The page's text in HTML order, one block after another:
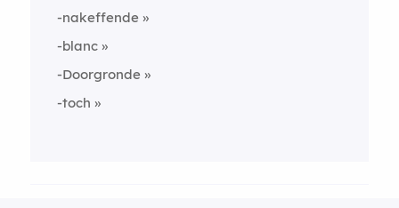
-nakeffende
-blanc
-Doorgronde
-toch